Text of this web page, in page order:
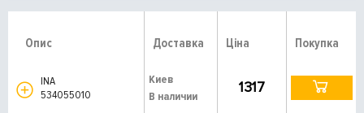
Опис Доставка Ціна Покупка
INA
534055010
Киев
В наличии
1317